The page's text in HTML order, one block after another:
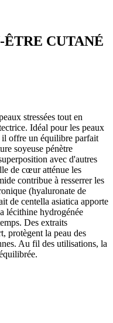
CUTANÉ
stressées tout en
Idéal pour les peaux
il offre un équilibre parfait
soyeuse pénètre
avec d'autres
de cœur atténue les
contribue à resserrer les
(hyaluronate de
de centella asiatica apporte
lécithine hydrogénée
Des extraits
protègent la peau des
Au fil des utilisations, la